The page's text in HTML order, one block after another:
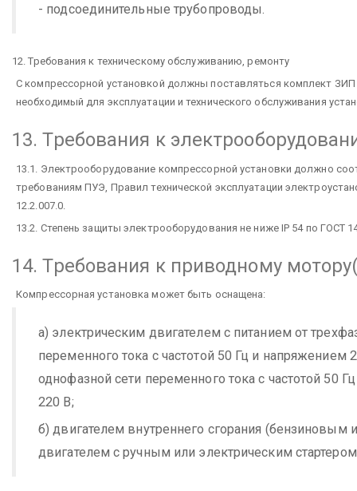
- подсоединительные трубопроводы.
12. Требования к техническому обслуживанию, ремонту
С компрессорной установкой должны поставляться комплект ЗИП
необходимый для эксплуатации и технического обслуживания
13. Требования к
13.1. Электрооборудование компрессорной установки должно
требованиям ПУЭ, Правил технической эксплуатации
12.2.007.0.
13.2. Степень защиты электрооборудования не ниже IP 54 по ГОСТ
14. Требования к приводному
Компрессорная установка может быть оснащена:
а) электрическим двигателем с питанием от
переменного тока с частотой 50 Гц и напряжением
однофазной сети переменного тока с частотой 50
220 B;
б) двигателем внутреннего сгорания (бензиновым
двигателем с ручным или электрическим